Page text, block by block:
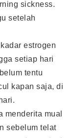
sickness.
setelah
estrogen
setiap hari
tentu
kapan saja, di
menderita mual
sebelum telat